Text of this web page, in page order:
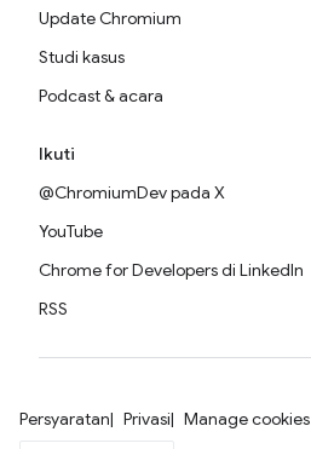
Update Chromium
Studi kasus
Podcast & acara
Ikuti
@ChromiumDev pada X
YouTube
Chrome for Developers di LinkedIn
RSS
Persyaratan Privasi Manage cookies